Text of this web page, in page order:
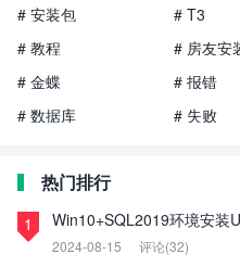
# 安装包
# T3
# 教程
# 房友安
# 金蝶
# 报错
# 数据库
# 失败
热门排行
1 Win10+SQL2019环境安装
2024-08-15 评论(32)